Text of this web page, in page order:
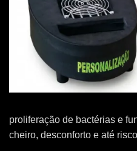
proliferação de bactérias e
cheiro, desconforto e até